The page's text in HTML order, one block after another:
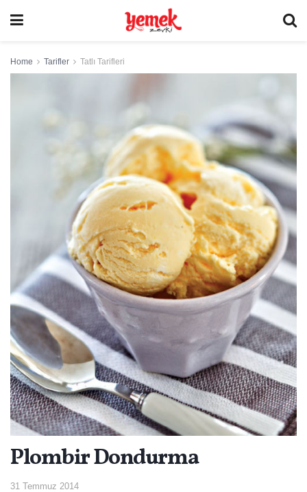
Home Tarifler Tatlı Tarifleri
Plombir Dondurma
31 Temmuz 2014